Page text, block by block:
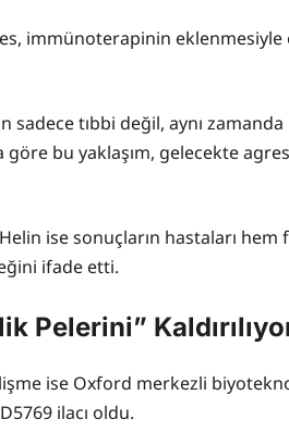
immünoterapinin eklenmesiyle
sadece tıbbi değil, aynı
göre bu yaklaşım, gelecekte
ise sonuçların hastaları
ifade etti.
Pelerini”
ise Oxford merkezli
ilacı oldu.